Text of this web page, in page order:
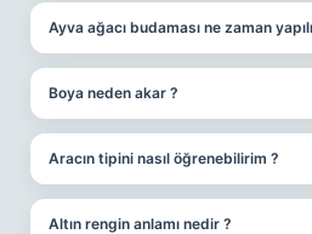
Ayva ağacı budaması ne zaman
Boya neden akar ?
Aracın tipini nasıl öğrenebilirim ?
Altın rengin anlamı nedir ?